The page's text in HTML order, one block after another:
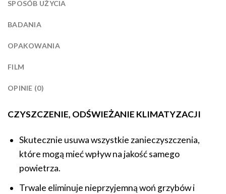
SPOSÓB UŻYCIA
BADANIA
OPAKOWANIA
FILM
OPINIE (0)
CZYSZCZENIE, ODŚWIEŻANIE KLIMATYZACJI
Skutecznie usuwa wszystkie zanieczyszczenia,
które mogą mieć wpływ na jakość samego
powietrza.
Trwale eliminuje nieprzyjemną woń grzybów i